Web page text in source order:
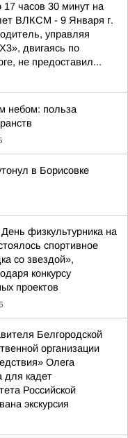
часов 30 минут на
ВЛКСМ - 9 Января г.
управляя
двигаясь по
не предоставил...
небом: польза
в Борисовке
физкультурника на
спортивное
со звездой»,
конкурсу
проектов
Белгородской
организации
Олега
для кадет
Российской
экскурсия